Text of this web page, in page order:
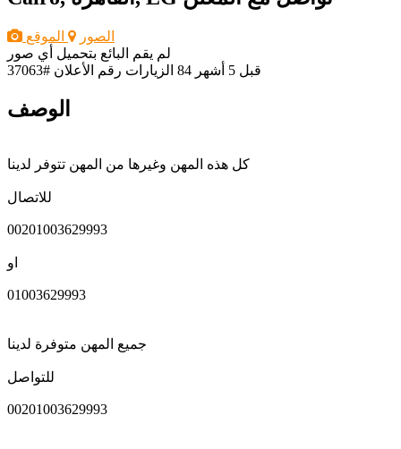
الصور
الموقع
لم يقم البائع بتحميل أي صور
قبل 5 أشهر
84 الزيارات رقم الأعلان #37063
الوصف
كل هذه المهن وغيرها من المهن تتوفر لدينا
للاتصال
00201003629993
او
01003629993
جميع المهن متوفرة لدينا
للتواصل
00201003629993